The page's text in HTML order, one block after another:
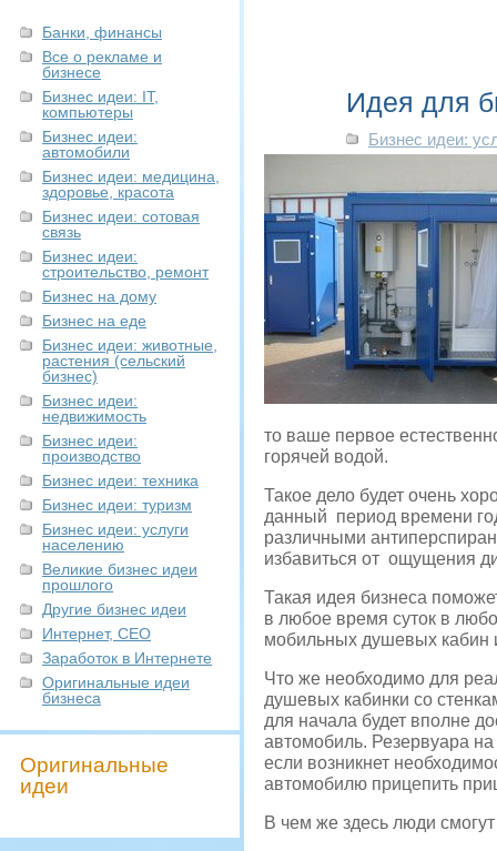
Банки, финансы
Все о рекламе и
бизнесе
Бизнес идеи: IT,
компьютеры
Бизнес идеи:
автомобили
Бизнес идеи: медицина,
здоровье, красота
Бизнес идеи: сотовая
связь
Бизнес идеи:
строительство, ремонт
Бизнес на дому
Бизнес на еде
Бизнес идеи: животные,
растения (сельский
бизнес)
Бизнес идеи:
недвижимость
Бизнес идеи:
производство
Бизнес идеи: техника
Бизнес идеи: туризм
Бизнес идеи: услуги
населению
Великие бизнес идеи
прошлого
Другие бизнес идеи
Интернет, СЕО
Заработок в Интернете
Оригинальные идеи
бизнеса
Оригинальные
идеи
Идея для
Бизнес идеи:
то ваше первое
горячей водой.
Такое дело будет очень
данный период времени
различными
избавиться от ощущения
Такая идея бизнеса
в любое время суток в
мобильных душевых кабин
Что же необходимо для
душевых кабинки со
для начала будет вполне
автомобиль. Резервуара
если возникнет
автомобилю прицепить
В чем же здесь люди